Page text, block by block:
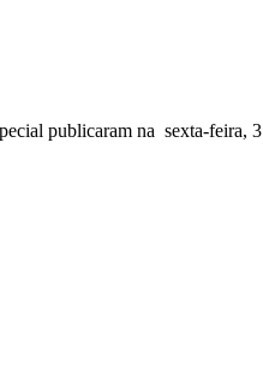
publicaram na sexta-feira,